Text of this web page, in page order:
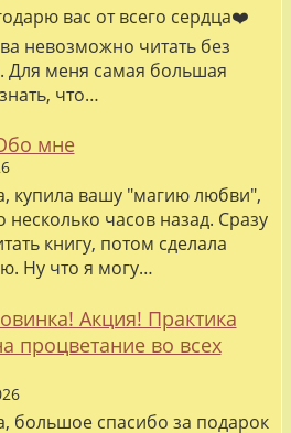
вас от всего сердца❤️
невозможно читать без
Для меня самая большая
что…
мне
купила вашу "магию любви",
несколько часов назад. Сразу
книгу, потом сделала
Ну что я могу…
Акция! Практика
процветание во всех
большое спасибо за подарок